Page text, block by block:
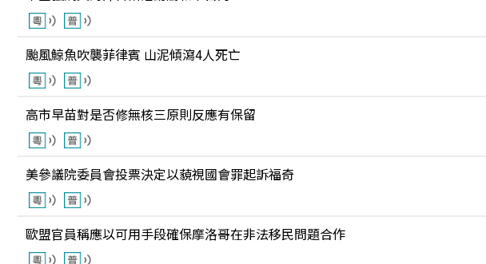
颱風鯨魚吹襲菲律賓 山泥傾瀉4人死亡
高市早苗對是否修無核三原則反應有保留
美參議院委員會投票決定以藐視國會罪起訴福奇
歐盟官員稱應以可用手段確保摩洛哥在非法移民問題合作